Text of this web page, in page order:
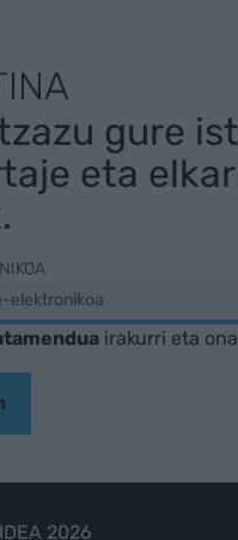
gure
eta
irakurri eta
2026